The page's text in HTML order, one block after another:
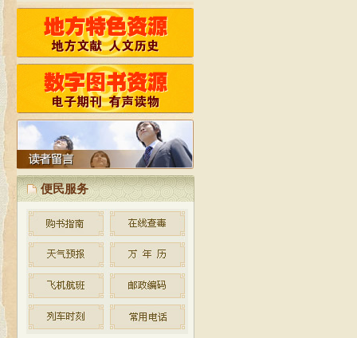
于2013年1月正式开通使用，标志着
我馆与国际网络接轨，迈进新的阶
段！网站内容还在不断更新和完善
中，欢迎读者朋友提出宝贵的意见或
建议，我们将会予以采纳！
按照省文化厅制定的公共图书馆
免费开放的实施方案和标准，古田县
图书馆自2010年起统一实施对外免费
开放。
便民服务